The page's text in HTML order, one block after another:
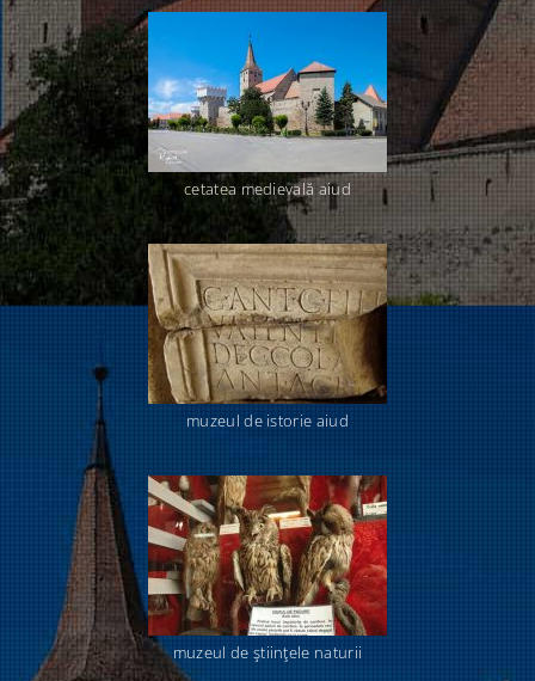
cetatea medievală aiud
muzeul de istorie aiud
muzeul de ştiinţele naturii